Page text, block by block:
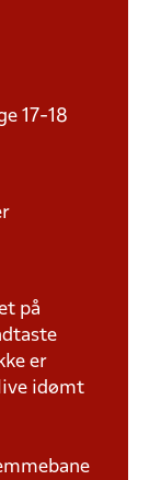
17-18
på
er
idømt